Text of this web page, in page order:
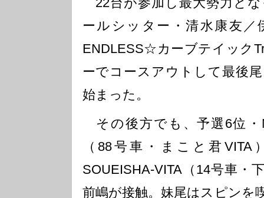
ールシッター・清水康友／
ENDLESS☆カーブテイック
ーでコースアウトして最後
始まった。
その後方でも、予選6位・
（88号車・まこと君
SOUEISHA-VITA（14号車・
前嶋が接触。妹尾はスピンを